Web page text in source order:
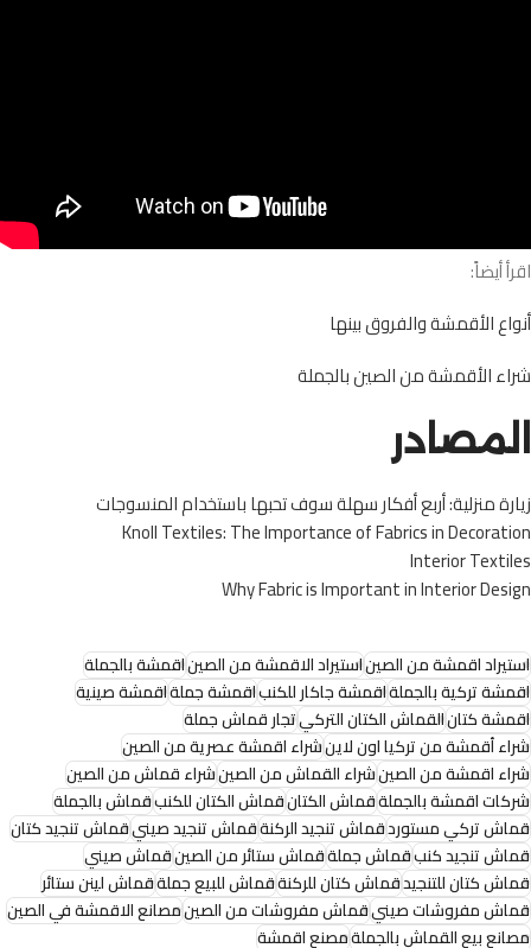
اقرأ أيضاً:
أنواع الأقمشة والفروق بينها
شراء الأقمشة من الصين بالجملة
المصادر
زيارة منزلية: أربع أفكار سهلة سوف تحبها باستخدام المنسوجات
Knoll Textiles: The Importance of Fabrics in Decoration
Interior Textiles
Why Fabric is Important in Interior Design
استيراد اقمشة من الصيناستيراد الاقمشة من الصيناقمشة بالجملة
اقمشة تركية بالجملةاقمشة جاكار للكنباقمشة جملةاقمشة صينية
اقمشة كتانالقماش الكتان التركيتجار قماش جملة
شراء أقمشة من تركيا اون لاينشراء اقمشة عصرية من الصين
شراء اقمشة من الصينشراء القماش من الصينشراء قماش من الصين
شركات اقمشة بالجملةقماش الكتانقماش الكتان للكنبقماش بالجملة
قماش تركي مستوردقماش تنجيد الركنةقماش تنجيد صينيقماش تنجيد كتان
قماش تنجيد كنبقماش جملةقماش ستائر من الصينقماش صيني
قماش كتان للتنجيدقماش كتان للركنةقماش للبيع جملةقماش لينن ستائر
قماش مفروشات صينيقماش مفروشات من الصينمصانع الاقمشة في الصين
مصانع بيع القماش بالجملةمصنع اقمشة